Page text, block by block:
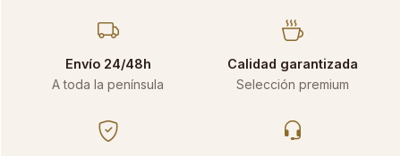
Envío 24/48h
A toda la península
Calidad garantizada
Selección premium